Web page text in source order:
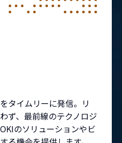
タイムリーに発信。リ
ず、最前線のテクノロジ
のソリューションやビ
Video